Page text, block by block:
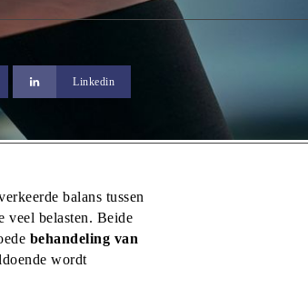
Linkedin
balans tussen
veel belasten. Beide
behandeling van
wordt